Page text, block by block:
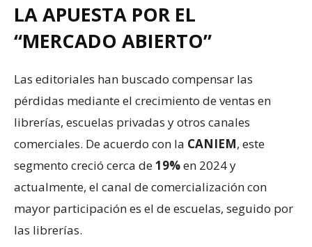
LA APUESTA POR EL
“MERCADO ABIERTO”
Las editoriales han buscado compensar las
pérdidas mediante el crecimiento de ventas en
librerías, escuelas privadas y otros canales
comerciales. De acuerdo con la CANIEM, este
segmento creció cerca de19%en 2024 y
actualmente, el canal de comercialización con
mayor participación es el de escuelas, seguido por
las librerías.